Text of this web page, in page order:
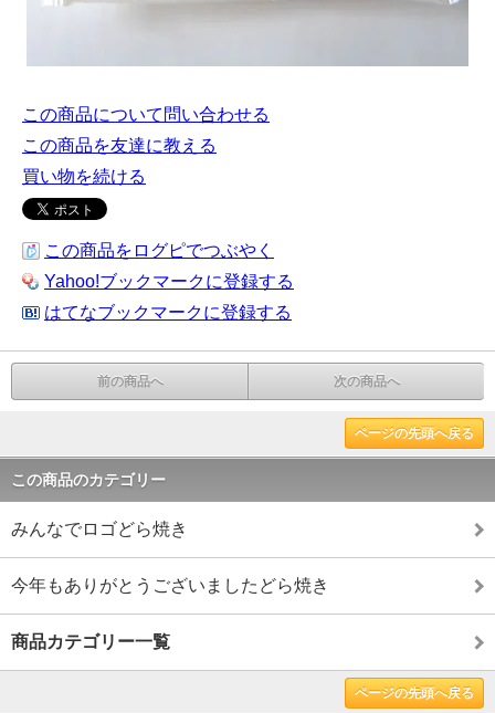
この商品について問い合わせる
この商品を友達に教える
買い物を続ける
この商品をログピでつぶやく
Yahoo!ブックマークに登録する
はてなブックマークに登録する
前の商品へ 次の商品へ
ページの先頭へ戻る
この商品のカテゴリー
みんなでロゴどら焼き
今年もありがとうございましたどら焼き
商品カテゴリー一覧
ページの先頭へ戻る